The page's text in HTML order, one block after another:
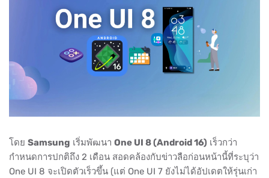
โดย Samsung เริ่มพัฒนา One UI 8 (Android 16) เร็วกว่า
กำหนดการปกติถึง 2 เดือน สอดคล้องกับข่าวลือก่อนหน้านี้ที่ระบุว่า
One UI 8 จะเปิดตัวเร็วขึ้น (แต่ One UI 7 ยังไม่ได้อัปเดตให้รุ่นเก่า